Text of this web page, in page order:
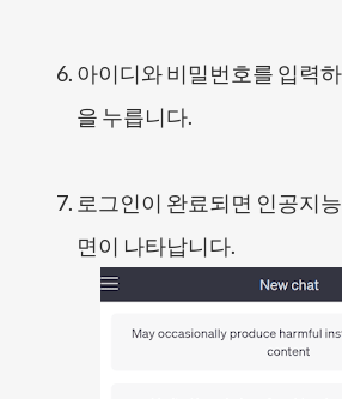
아이디와 비밀번호를 입력
을 누릅니다.
로그인이 완료되면 인공지
면이 나타납니다.